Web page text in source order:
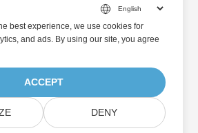
best experience, we use cookies for
and ads. By using our site, you agree
ACCEPT
DENY